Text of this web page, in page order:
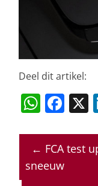
Deel dit artikel:
W
at
s
F
c
e
← FCA test
sneeuw